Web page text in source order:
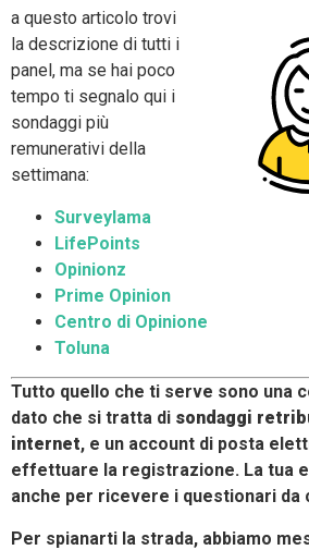
a questo articolo trovi
la descrizione di tutti i
panel, ma se hai poco
tempo ti segnalo qui i
sondaggi più
remunerativi della
settimana:
Surveylama
LifePoints
Opinionz
Prime Opinion
Centro di Opinione
Toluna
Tutto quello che ti serve sono una
dato che si tratta di sondaggi
internet, e un account di posta
effettuare la registrazione. La tua
anche per ricevere i questionari da
Per spianarti la strada, abbiamo